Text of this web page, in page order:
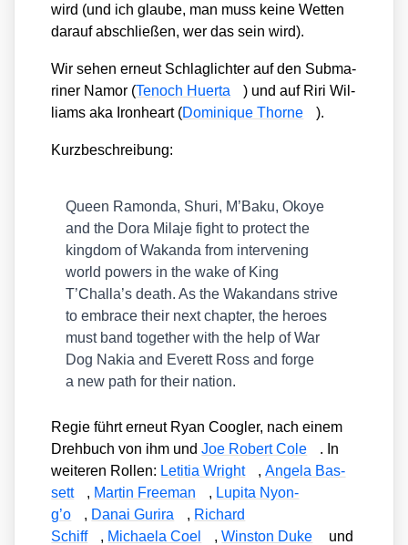
wird (und ich glau­be, man muss kei­ne Wet­ten
dar­auf abschlie­ßen, wer das sein wird).
Wir sehen erneut Schlag­lich­ter auf den Sub­ma­
ri­ner Namor (Tenoch Huer­ta
) und auf Riri Wil­
liams aka Iron­he­art (Domi­ni­que Thor­ne ).
Kurz­be­schrei­bung:
Queen Ramon­da, Shu­ri, M’Ba­ku, Okoye
and the Dora Mila­je fight to pro­tect the
king­dom of Wakan­da from inter­vening
world powers in the wake of King
T’Challa’s death. As the Wakand­ans stri­ve
to embrace their next chap­ter, the heroes
must band tog­e­ther with the help of War
Dog Nakia and Ever­ett Ross and for­ge
a new path for their nati­on.
Regie führt erneut Ryan Coog­ler, nach einem
Dreh­buch von ihm undJoe Robert Cole
. In
wei­te­ren Rol­len: Leti­tia Wright ,Ange­la Bas­
sett
, Mar­tin Free­man , Lupi­ta Nyon­
g’o
, Danai Gur­i­ra , Richard
Schiff
, Michae­la Coel ,Win­s­ton Duke
und